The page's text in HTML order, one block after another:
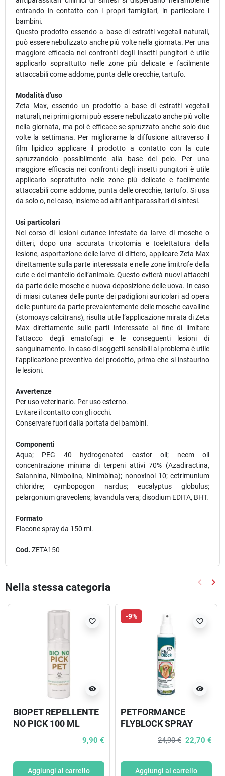
entrando in contatto con i propri famigliari, in particolare i
bambini.
Questo prodotto essendo a base di estratti vegetali naturali,
può essere nebulizzato anche più volte nella giornata. Per una
maggiore efficacia nei confronti degli insetti pungitori è utile
applicarlo soprattutto nelle zone più delicate e facilmente
attaccabili come addome, punta delle orecchie, tartufo.
Modalità d'uso
Zeta Max, essendo un prodotto a base di estratti vegetali
naturali, nei primi giorni può essere nebulizzato anche più volte
nella giornata, ma poi è efficace se spruzzato anche solo due
volte la settimana. Per migliorarne la diffusione attraverso il
film lipidico applicare il prodotto a contatto con la cute
spruzzandolo possibilmente alla base del pelo. Per una
maggiore efficacia nei confronti degli insetti pungitori è utile
applicarlo soprattutto nelle zone più delicate e facilmente
attaccabili come addome, punta delle orecchie, tartufo. Si usa
da solo o, nel caso, insieme ad altri antiparassitari di sintesi.
Usi particolari
Nel corso di lesioni cutanee infestate da larve di mosche o
ditteri, dopo una accurata tricotomia e toelettatura della
lesione, asportazione delle larve di dittero, applicare Zeta Max
direttamente sulla parte interessata e nelle zone limitrofe della
cute e del mantello dell’animale. Questo eviterà nuovi attacchi
da parte delle mosche e nuova deposizione delle uova. In caso
di miasi cutanea delle punte dei padiglioni auricolari ad opera
delle punture da parte prevalentemente delle mosche cavalline
(stomoxys calcitrans), risulta utile l’applicazione mirata di Zeta
Max direttamente sulle parti interessate al fine di limitare
l’attacco degli ematofagi e le conseguenti lesioni di
sanguinamento. In caso di soggetti sensibili al problema è utile
l’applicazione preventiva del prodotto, prima che si instaurino
le lesioni.
Avvertenze
Per uso veterinario. Per uso esterno.
Evitare il contatto con gli occhi.
Conservare fuori dalla portata dei bambini.
Componenti
Aqua; PEG 40 hydrogenated castor oil; neem oil
concentrazione minima di terpeni attivi 70% (Azadiractina,
Salannina, Nimbolina, Ninimbina); nonoxinol 10; cetrimunium
chloridre; cymbopogon nardus; eucalyptus globulus;
pelargonium graveolens; lavandula vera; disodium EDITA, BHT.
Formato
Flacone spray da 150 ml.
Cod. ZETA150
Nella stessa categoria keyboard_arrow_left keyboard_arrow_right
visibility
favorite_border
BIOPET REPELLENTE
NO PICK 100 ML
9,90 €
Aggiungi al carrello
-9%
visibility
favorite_border
PETFORMANCE
FLYBLOCK SPRAY
CANE 150 ML
24,90 € 22,70 €
Aggiungi al carrello